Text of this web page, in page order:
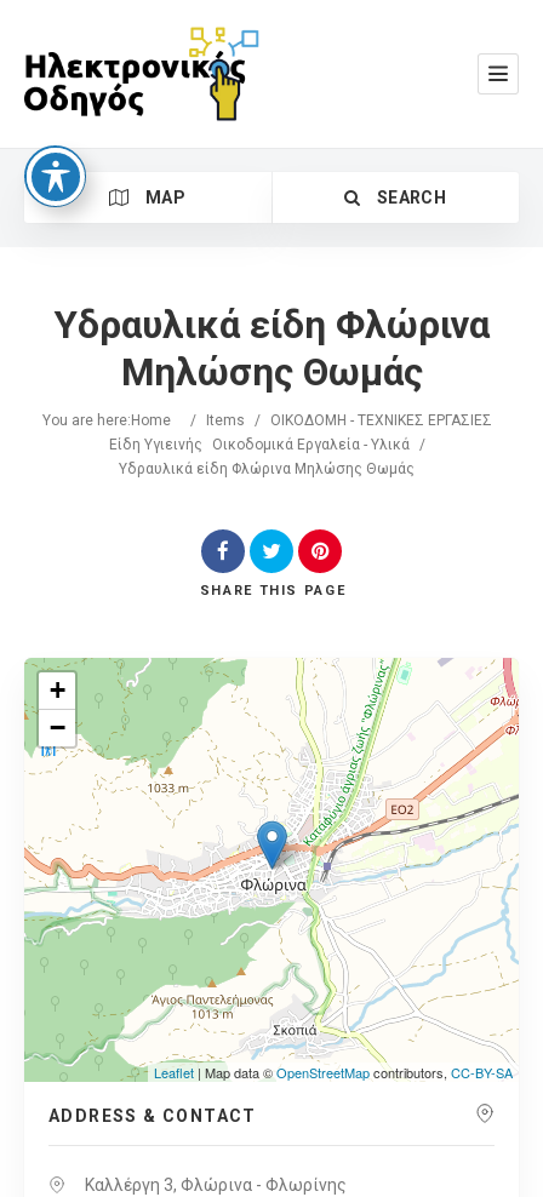
MAP SEARCH
Search
Υδραυλικά είδη Φλώρινα
Μηλώσης Θωμάς
You are here: Home / Items /
ΟΙΚΟΔΟΜΗ - ΤΕΧΝΙΚΕΣ ΕΡΓΑΣΙΕΣ
Είδη Υγιεινής
Οικοδομικά Εργαλεία - Υλικά
/
Υδραυλικά είδη Φλώρινα Μηλώσης Θωμάς
SHARE THIS PAGE
+
−
Leaflet | Map data ©OpenStreetMapcontributors, CC-BY-SA
ADDRESS & CONTACT
Καλλέργη 3, Φλώρινα - Φλωρίνης